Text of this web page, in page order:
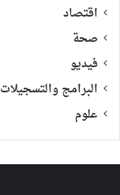
اقتصاد
صحة
فيديو
البرامج والتسجيلات
علوم